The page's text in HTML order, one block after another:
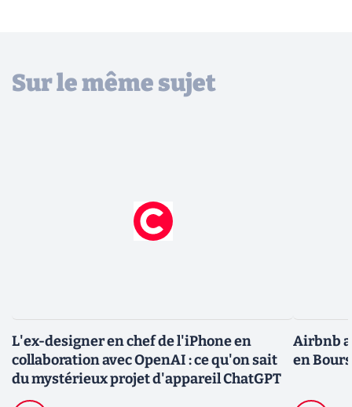
Sur le même sujet
L'ex-designer en chef de l'iPhone en
collaboration avec OpenAI : ce qu'on sait
du mystérieux projet d'appareil ChatGPT
Airbnb
en